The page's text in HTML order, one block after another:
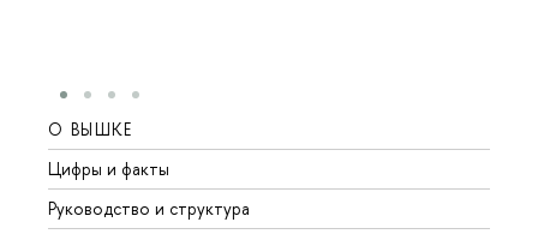
О ВЫШКЕ
Цифры и факты
Руководство и структура